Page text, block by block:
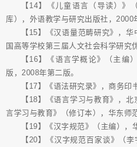
【14】《儿童语言（导读）》
库），外语教学与研究出版社，2000
【15】《汉语量范畴研究》，
国高等学校第三届人文社会科学研究
【16】《语言学概论》（主编
版，2008年第二版。
【17】《语法研究录》，商务印
【18】《语言学习与教育》，
言学习与教育》（修订本），华东师
【19】《汉字规范》（主编），
【20】《汉字规范百家谈》（